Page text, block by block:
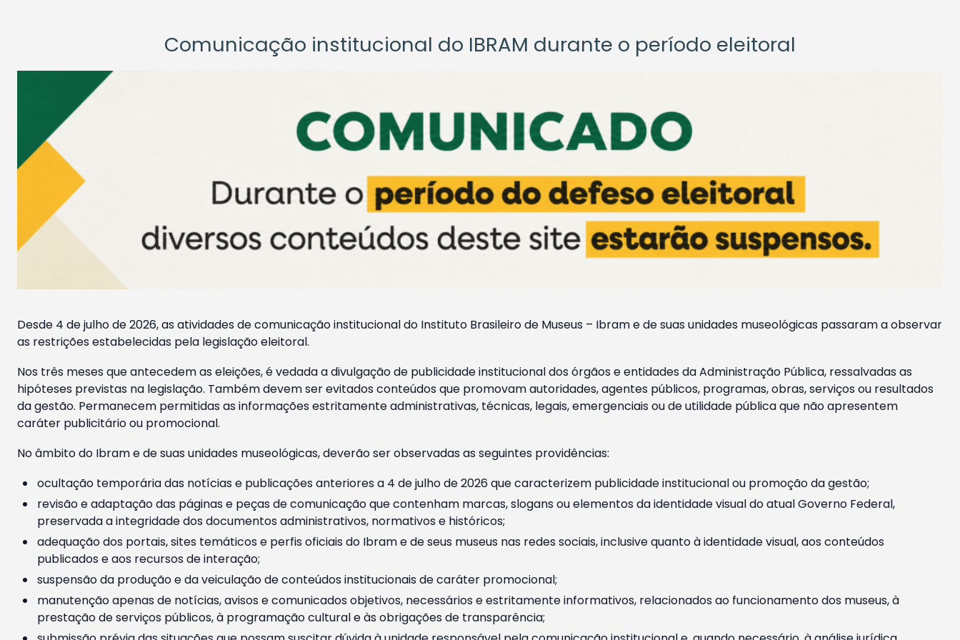
Comunicação institucional do IBRAM durante o período eleitoral
Desde 4 de julho de 2026, as atividades de comunicação institucional do Instituto Brasileiro de Museus – Ibram e de suas unidades museológicas passaram a observar
as restrições estabelecidas pela legislação eleitoral.
Nos três meses que antecedem as eleições, é vedada a divulgação de publicidade institucional dos órgãos e entidades da Administração Pública, ressalvadas as
hipóteses previstas na legislação. Também devem ser evitados conteúdos que promovam autoridades, agentes públicos, programas, obras, serviços ou resultados
da gestão. Permanecem permitidas as informações estritamente administrativas, técnicas, legais, emergenciais ou de utilidade pública que não apresentem
caráter publicitário ou promocional.
No âmbito do Ibram e de suas unidades museológicas, deverão ser observadas as seguintes providências:
ocultação temporária das notícias e publicações anteriores a 4 de julho de 2026 que caracterizem publicidade institucional ou promoção da gestão;
revisão e adaptação das páginas e peças de comunicação que contenham marcas, slogans ou elementos da identidade visual do atual Governo Federal,
preservada a integridade dos documentos administrativos, normativos e históricos;
adequação dos portais, sites temáticos e perfis oficiais do Ibram e de seus museus nas redes sociais, inclusive quanto à identidade visual, aos conteúdos
publicados e aos recursos de interação;
suspensão da produção e da veiculação de conteúdos institucionais de caráter promocional;
manutenção apenas de notícias, avisos e comunicados objetivos, necessários e estritamente informativos, relacionados ao funcionamento dos museus, à
prestação de serviços públicos, à programação cultural e às obrigações de transparência;